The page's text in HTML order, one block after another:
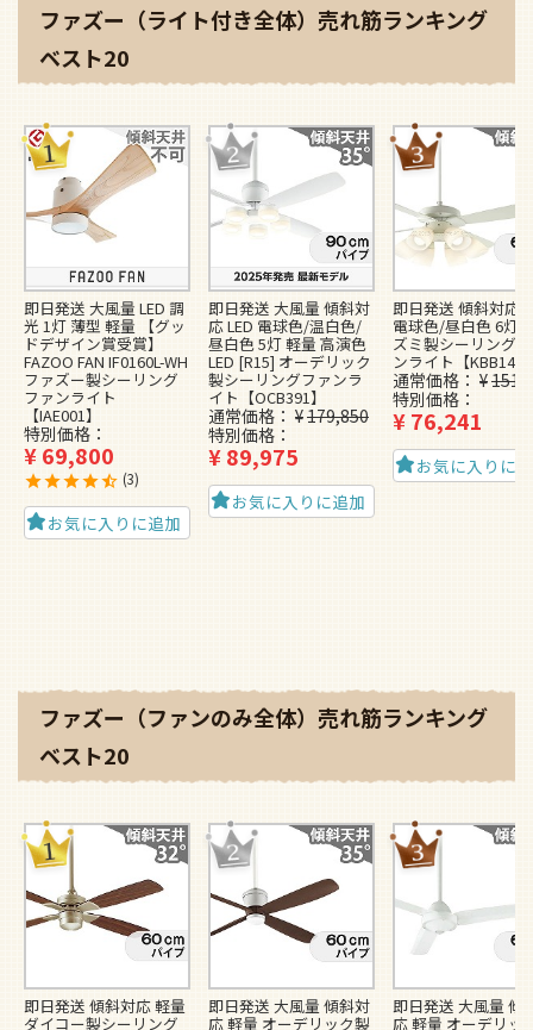
ファズー（ライト付き全体）売れ筋ランキング
ベスト20
即日発送 大風量 LED 調
光 1灯 薄型 軽量 【グッ
ドデザイン賞受賞】
FAZOO FAN IF0160L-WH
ファズー製シーリング
ファンライト
【IAE001】
特別価格
¥69,800
3
お気に入りに追加
即日発送 大風量 傾斜対
応 LED 電球色/温白色/
昼白色 5灯 軽量 高演色
LED [R15] オーデリック
製シーリングファンラ
イト【OCB391】
通常価格 ¥179,850
特別価格
¥89,975
お気に入りに追加
即日発送 傾斜対応
電球色/昼白色 6灯
ズミ製シーリング
ンライト【KBB148
通常価格 ¥
特別価格
¥76,241
お気に入りに
ファズー（ファンのみ全体）売れ筋ランキング
ベスト20
即日発送 傾斜対応 軽量
ダイコー製シーリング
即日発送 大風量 傾斜対
応 軽量 オーデリック製
即日発送 大風量 傾
応 軽量 オーデリッ